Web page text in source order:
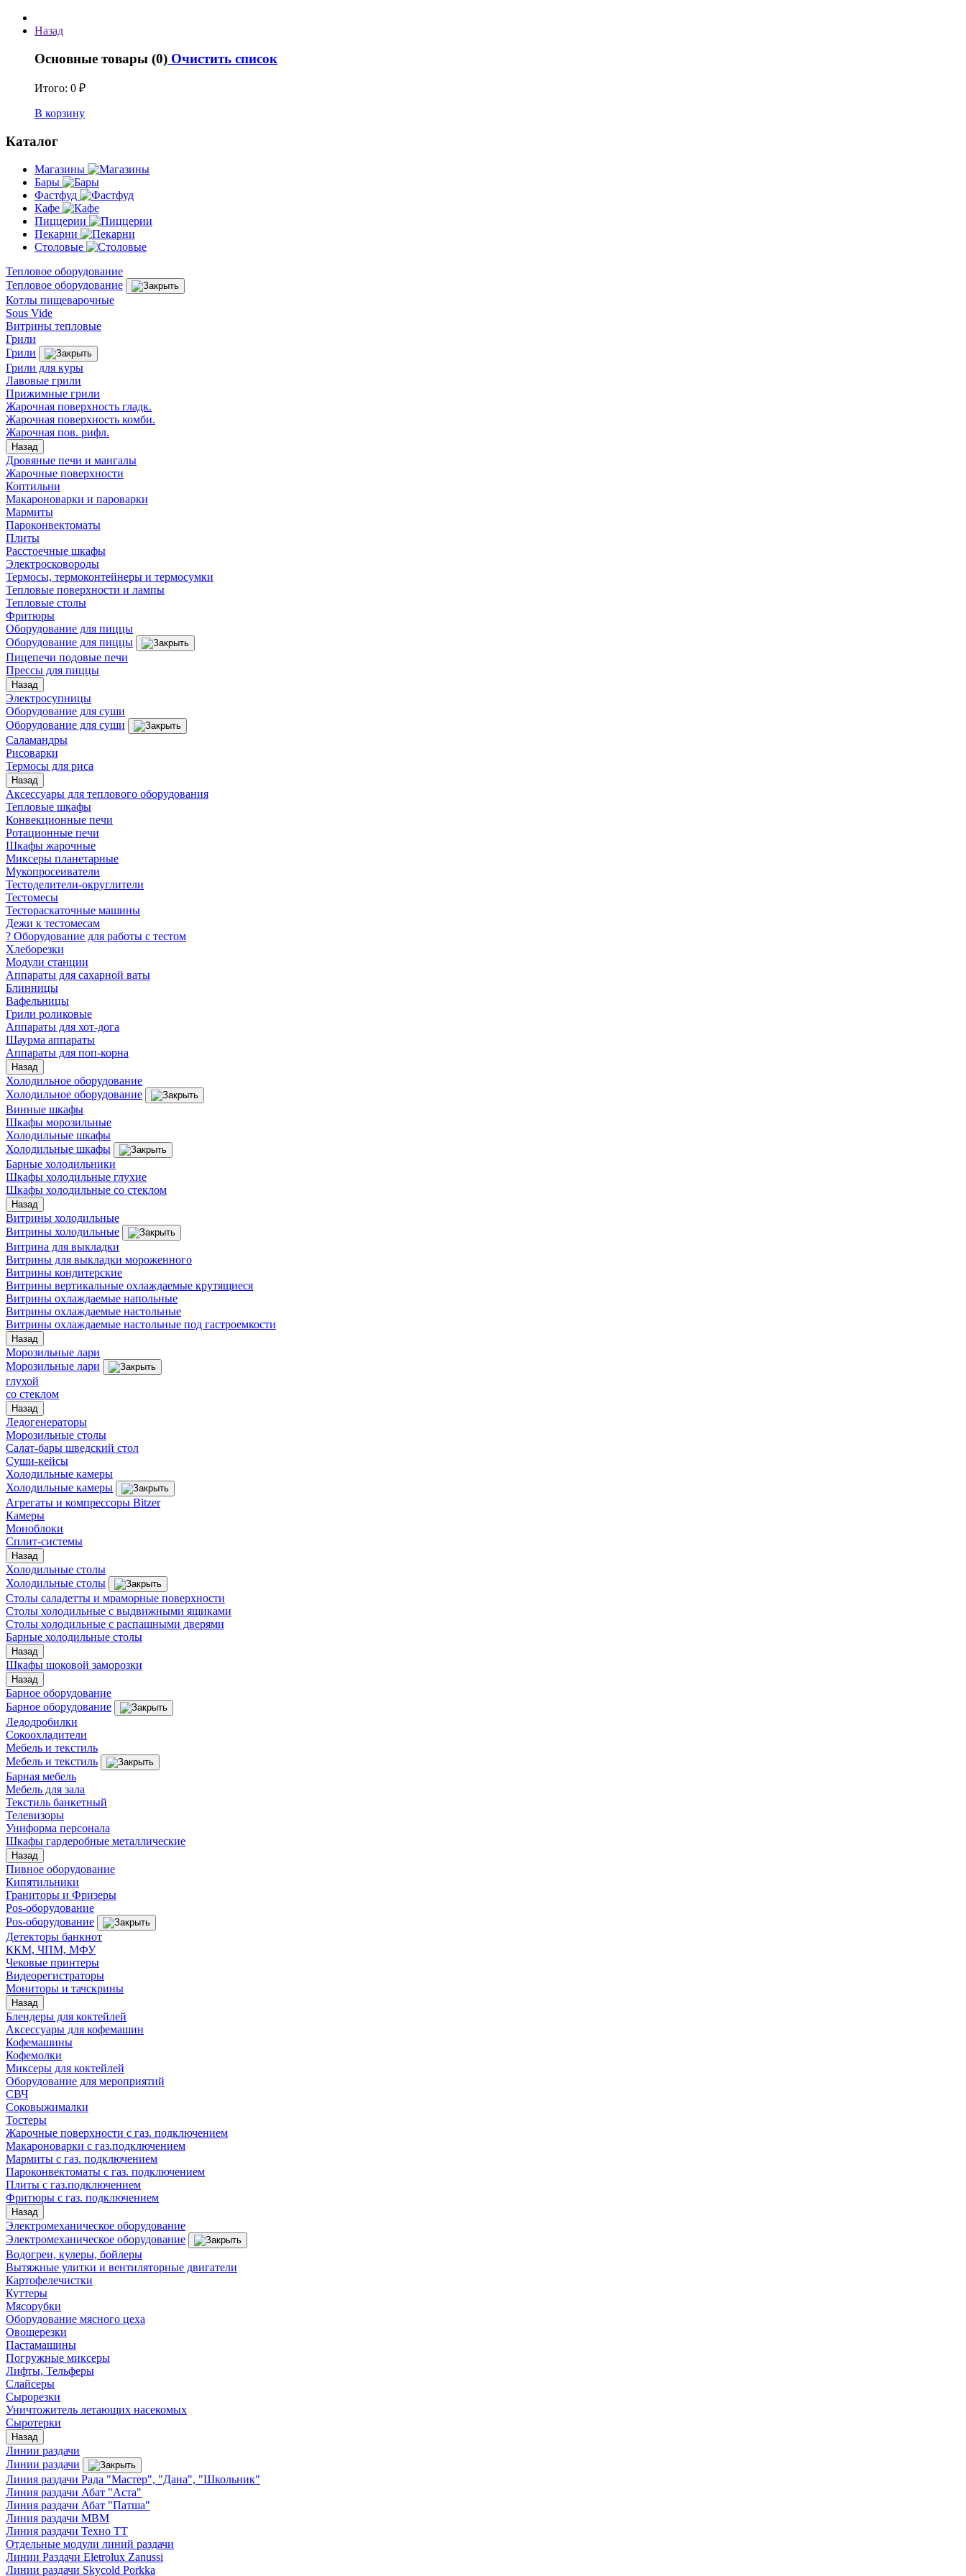
Назад
Основные товары (0) Очистить список
Итого: 0 ₽
В корзину
Каталог
Магазины
Бары
Фастфуд
Кафе
Пиццерии
Пекарни
Столовые
Тепловое оборудование
Тепловое оборудование
Котлы пищеварочные
Sous Vide
Витрины тепловые
Грили
Грили
Грили для куры
Лавовые грили
Прижимные грили
Жарочная поверхность гладк.
Жарочная поверхность комби.
Жарочная пов. рифл.
Назад
Дровяные печи и мангалы
Жарочные поверхности
Коптильни
Макароноварки и пароварки
Мармиты
Пароконвектоматы
Плиты
Расстоечные шкафы
Электросковороды
Термосы, термоконтейнеры и термосумки
Тепловые поверхности и лампы
Тепловые столы
Фритюры
Оборудование для пиццы
Оборудование для пиццы
Пицепечи подовые печи
Прессы для пиццы
Назад
Электросупницы
Оборудование для суши
Оборудование для суши
Саламандры
Рисоварки
Термосы для риса
Назад
Аксессуары для теплового оборудования
Тепловые шкафы
Конвекционные печи
Ротационные печи
Шкафы жарочные
Миксеры планетарные
Мукопросеиватели
Тестоделители-округлители
Тестомесы
Тестораскаточные машины
Дежи к тестомесам
? Оборудование для работы с тестом
Хлеборезки
Модули станции
Аппараты для сахарной ваты
Блинницы
Вафельницы
Грили роликовые
Аппараты для хот-дога
Шаурма аппараты
Аппараты для поп-корна
Назад
Холодильное оборудование
Холодильное оборудование
Винные шкафы
Шкафы морозильные
Холодильные шкафы
Холодильные шкафы
Барные холодильники
Шкафы холодильные глухие
Шкафы холодильные со стеклом
Назад
Витрины холодильные
Витрины холодильные
Витрина для выкладки
Витрины для выкладки мороженного
Витрины кондитерские
Витрины вертикальные охлаждаемые крутящиеся
Витрины охлаждаемые напольные
Витрины охлаждаемые настольные
Витрины охлаждаемые настольные под гастроемкости
Назад
Морозильные лари
Морозильные лари
глухой
со стеклом
Назад
Ледогенераторы
Морозильные столы
Салат-бары шведский стол
Суши-кейсы
Холодильные камеры
Холодильные камеры
Агрегаты и компрессоры Bitzer
Камеры
Моноблоки
Сплит-системы
Назад
Холодильные столы
Холодильные столы
Столы саладетты и мраморные поверхности
Столы холодильные с выдвижными ящиками
Столы холодильные с распашными дверями
Барные холодильные столы
Назад
Шкафы шоковой заморозки
Назад
Барное оборудование
Барное оборудование
Ледодробилки
Сокоохладители
Мебель и текстиль
Мебель и текстиль
Барная мебель
Мебель для зала
Текстиль банкетный
Телевизоры
Униформа персонала
Шкафы гардеробные металлические
Назад
Пивное оборудование
Кипятильники
Граниторы и Фризеры
Pos-оборудование
Pos-оборудование
Детекторы банкнот
ККМ, ЧПМ, МФУ
Чековые принтеры
Видеорегистраторы
Мониторы и тачскрины
Назад
Блендеры для коктейлей
Аксессуары для кофемашин
Кофемашины
Кофемолки
Миксеры для коктейлей
Оборудование для мероприятий
СВЧ
Соковыжималки
Тостеры
Жарочные поверхности с газ. подключением
Макароноварки с газ.подключением
Мармиты с газ. подключением
Пароконвектоматы с газ. подключением
Плиты с газ.подключением
Фритюры с газ. подключением
Назад
Электромеханическое оборудование
Электромеханическое оборудование
Водогреи, кулеры, бойлеры
Вытяжные улитки и вентиляторные двигатели
Картофелечистки
Куттеры
Мясорубки
Оборудование мясного цеха
Овощерезки
Пастамашины
Погружные миксеры
Лифты, Тельферы
Слайсеры
Сырорезки
Уничтожитель летающих насекомых
Сыротерки
Назад
Линии раздачи
Линии раздачи
Линия раздачи Рада "Мастер", "Дана", "Школьник"
Линия раздачи Абат "Аста"
Линия раздачи Абат "Патша"
Линия раздачи МВМ
Линия раздачи Техно ТТ
Отдельные модули линий раздачи
Линии Раздачи Eletrolux Zanussi
Линии раздачи Skycold Porkka